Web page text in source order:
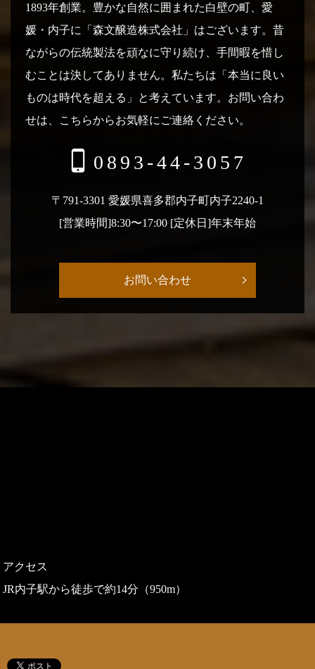
1893年創業。豊かな自然に囲まれた白壁の町、愛
媛・内子に「森文醸造株式会社」はございます。 昔
ながらの伝統製法を頑なに守り続け、手間暇を惜し
むことは決してありません。 私たちは「本当に良い
ものは時代を超える」と考えています。 お問い合わ
せは、こちらからお気軽にご連絡ください。
0893-44-3057
〒791-3301 愛媛県喜多郡内子町内子2240-1
[営業時間]8:30〜17:00 [定休日]年末年始
お問い合わせ
アクセス
JR内子駅から徒歩で約14分（950m）